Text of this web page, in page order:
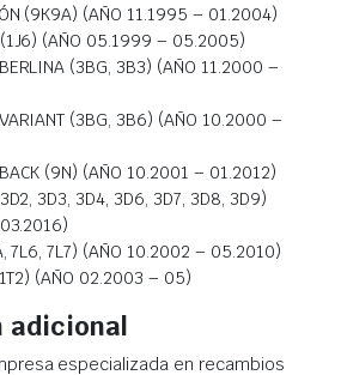
(9K9A) (AÑO 11.1995 – 01.2004)
(1J6) (AÑO 05.1999 – 05.2005)
(3BG, 3B3) (AÑO 11.2000 –
(3BG, 3B6) (AÑO 10.2000 –
(9N) (AÑO 10.2001 – 01.2012)
3D3, 3D4, 3D6, 3D7, 3D8, 3D9)
7L6, 7L7) (AÑO 10.2002 – 05.2010)
(AÑO 02.2003 – 05)
adicional
especializada en recambios